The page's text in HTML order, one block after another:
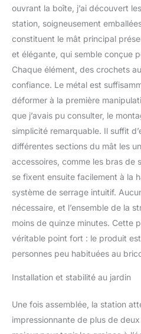
de
la
des
de
en
ouvrant la boîte, j’ai découvert
station, soigneusement
constituent le mât principal
et élégante, qui semble conçue
Chaque élément, des crochets
confiance. Le métal est
déformer à la première
que j’avais pu consulter, le
simplicité remarquable. Il suffit
différentes sections du mât les
accessoires, comme les bras de
se fixent ensuite facilement à la
système de serrage intuitif.
nécessaire, et l’ensemble de la
moins de quinze minutes. Cette
véritable point fort : le produit
personnes peu habituées au
Installation et stabilité au jardin
Une fois assemblée, la station
impressionnante de plus de